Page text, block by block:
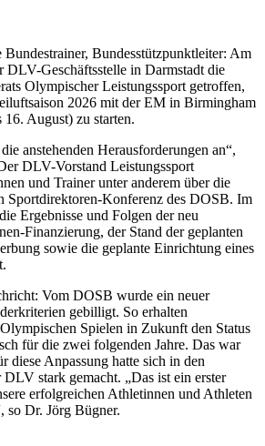
Bundestrainer, Bundesstützpunktleiter: Am
Geschäftsstelle in Darmstadt die
Olympischer Leistungssport getroffen,
2026 mit der EM in Birmingham
August) zu starten.
anstehenden Herausforderungen an“,
DLV-Vorstand Leistungssport
und Trainer unter anderem über die
Sportdirektoren-Konferenz des DOSB. Im
Ergebnisse und Folgen der neu
Finanzierung, der Stand der geplanten
sowie die geplante Einrichtung eines
Vom DOSB wurde ein neuer
gebilligt. So erhalten
Spielen in Zukunft den Status
für die zwei folgenden Jahre. Das war
diese Anpassung hatte sich in den
DLV stark gemacht. „Das ist ein erster
erfolgreichen Athletinnen und Athleten
so Dr. Jörg Bügner.